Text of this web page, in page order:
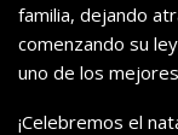
familia, dejando
comenzando su
uno de los
¡Celebremos el